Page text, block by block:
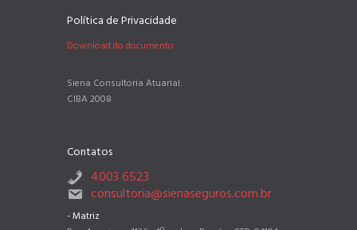
Política de Privacidade
Download do documento
Siena Consultoria Atuarial:
CIBA 2008
Contatos
4003 6523
consultoria@sienaseguros.com.br
- Matriz